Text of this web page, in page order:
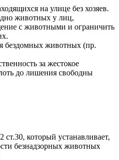
на улице без хозяев.
животных у лиц,
с животными и ограничить
бездомных животных (пр.
за жестокое
до лишения свободны
который устанавливает,
безнадзорных животных